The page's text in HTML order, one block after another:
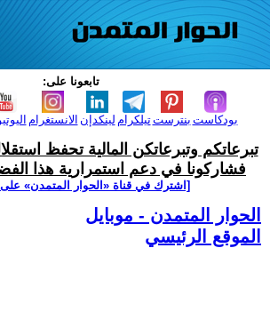
تابعونا على:
الانستغرام لينكدإن تيلكرامبنترست بودكاست
تبرعاتكم وتبرعاتكن المالية تحفظ
فشاركونا في دعم استمرارية هذا
[اشترك في قناة ‫«الحوار المتمدن» على
الحوار المتمدن - موبايل
الموقع الرئيسي